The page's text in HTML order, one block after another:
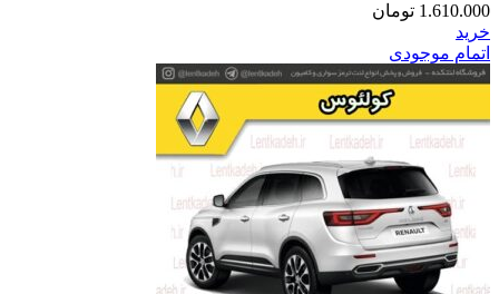
1.610.000 تومان
خرید
اتمام موجودی